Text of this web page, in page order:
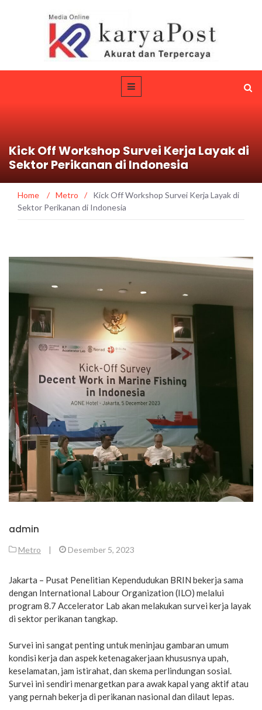
Kick Off Workshop Survei Kerja Layak di
Sektor Perikanan di Indonesia
Home / Metro /
Kick Off Workshop Survei Kerja Layak di
Sektor Perikanan di Indonesia
admin
Metro | Desember 5, 2023
Jakarta – Pusat Penelitian Kependudukan BRIN bekerja sama
dengan International Labour Organization (ILO) melalui
program 8.7 Accelerator Lab akan melakukan survei kerja layak
di sektor perikanan tangkap.
Survei ini sangat penting untuk meninjau gambaran umum
kondisi kerja dan aspek ketenagakerjaan khususnya upah,
keselamatan, jam istirahat, dan skema perlindungan sosial.
Survei ini sendiri menargetkan para awak kapal yang aktif atau
yang pernah bekerja di perikanan nasional dan dilaut lepas.